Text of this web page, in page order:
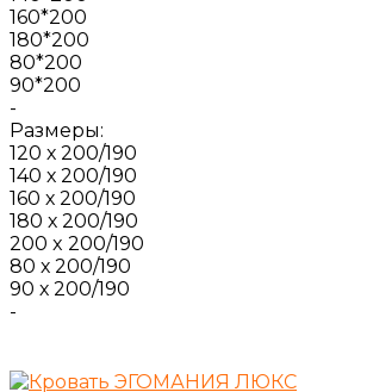
160*200
180*200
80*200
90*200
-
Размеры:
120 х 200/190
140 х 200/190
160 х 200/190
180 х 200/190
200 x 200/190
80 х 200/190
90 х 200/190
-